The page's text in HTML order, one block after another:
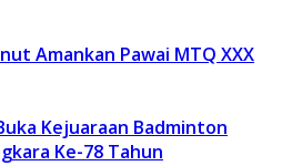
Amankan Pawai MTQ XXX
Kejuaraan Badminton
Ke-78 Tahun